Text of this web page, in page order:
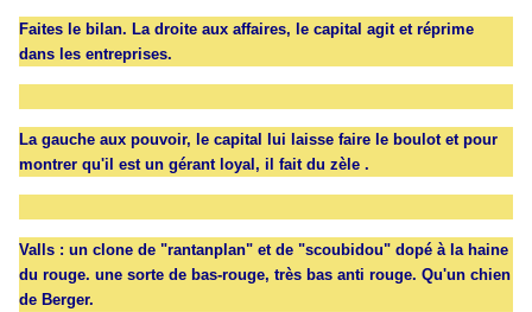
Faites le bilan. La droite aux affaires, le capital agit et réprime
dans les entreprises.
La gauche aux pouvoir, le capital lui laisse faire le boulot et pour
montrer qu'il est un gérant loyal, il fait du zèle .
Valls : un clone de "rantanplan" et de "scoubidou" dopé à la haine
du rouge. une sorte de bas-rouge, très bas anti rouge. Qu'un chien
de Berger.